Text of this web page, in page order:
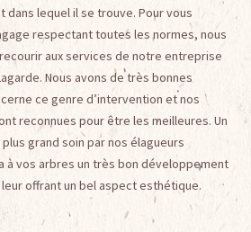
dans lequel il se trouve. Pour vous
respectant toutes les normes, nous
aux services de notre entreprise
Nous avons de très bonnes
ce genre d’intervention et nos
reconnues pour être les meilleures. Un
grand soin par nos élagueurs
vos arbres un très bon développement
offrant un bel aspect esthétique.